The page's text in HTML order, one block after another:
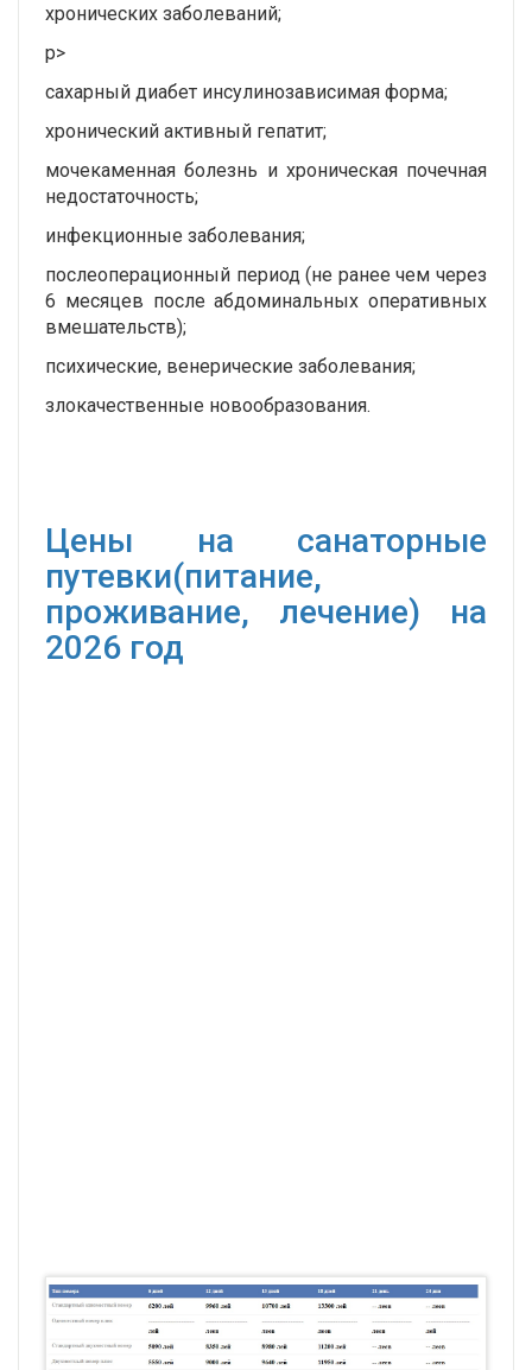
хронических заболеваний;
p>
сахарный диабет инсулинозависимая форма;
хронический активный гепатит;
мочекаменная болезнь и хроническая почечная
недостаточность;
инфекционные заболевания;
послеоперационный период (не ранее чем через
6 месяцев после абдоминальных оперативных
вмешательств);
психические, венерические заболевания;
злокачественные новообразования.
Цены на санаторные
путевки(питание,
проживание, лечение) на
2026 год